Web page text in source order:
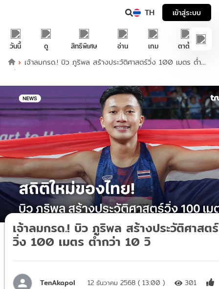
TH เข้าสู่ระบบ
วันนี้ ดู สิทธิพิเศษ อ่าน เกม ตาตั้ง
เจ้าลมกรด.! บิว ภูริพล สร้างประวัติศาสตร์วิ่ง 100 เมตร ต่ำ
กว่า 10 วิ
เจ้าลมกรด.! บิว ภูริพล สร้างประวัติศาสตร์
วิ่ง 100 เมตร ต่ำกว่า 10 วิ
TenAkapol 12 ธันวาคม 2568 ( 13:00 ) 301